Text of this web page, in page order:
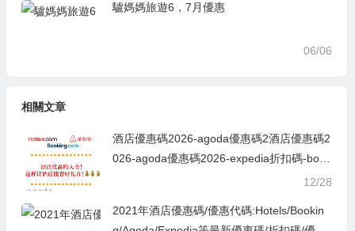
驢媽媽旅遊6，7月優惠
06/06
相關文章
酒店優惠碼2026-agoda優惠碼2酒店優惠碼2
026-agoda優惠碼2026-expedia折扣碼-book
ing hotel優惠碼,ctrip訂房優惠代碼,永安旅遊
el優惠碼,ctrip訂房優惠代碼,永安旅遊優惠碼
12/28
2021年酒店優惠碼/優惠代碼:Hotels/Bookin